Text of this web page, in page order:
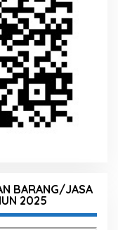
BARANG/JASA
2025